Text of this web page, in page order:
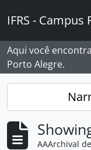
IFRS -
Aqui você
Porto Alegre.
AAArchival